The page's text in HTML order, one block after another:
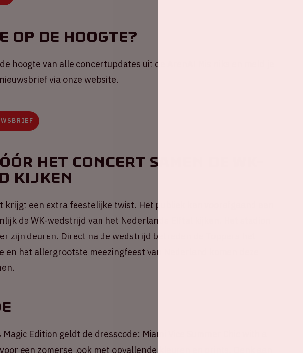
op de hoogte?
hoogte van alle concertupdates uit de ArenA! Mis niks en meld je
via onze website.
het concert samen de WK-
kijken
krijgt een extra feestelijke twist. Het publiek kan voorafgaand aan
de WK-wedstrijd van het Nederlands Elftal kijken. Het stadion
zijn deuren. Direct na de wedstrijd betreden de Toppers het
en het allergrootste meezingfeest van Nederland komen deze
Edition geldt de dresscode: Miami Vice Summer Chic with a
een zomerse look met opvallende kleuren en prints. Denk aan